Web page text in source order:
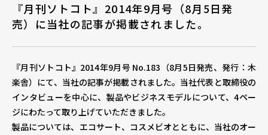
未来貢献
企業情報
ディーラー契約について
個人情報保護方針 個人情報の取り扱いについて 著作権について
『月刊ソトコト』2014年9月号（8月5日発
売）に当社の記事が掲載されました。
『月刊ソトコト』2014年9月号 No.183（8月5日発売、発行：木
楽舎）にて、当社の記事が掲載されました。当社代表と取締役の
インタビューを中心に、製品やビジネスモデルについて、4ペー
ジにわたって取り上げていただきました。
製品については、エコサート、コスメビオとともに、当社のオー